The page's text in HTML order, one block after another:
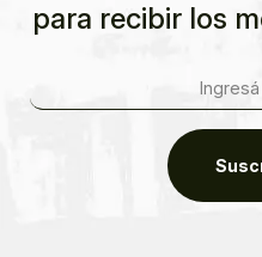
para recibir los